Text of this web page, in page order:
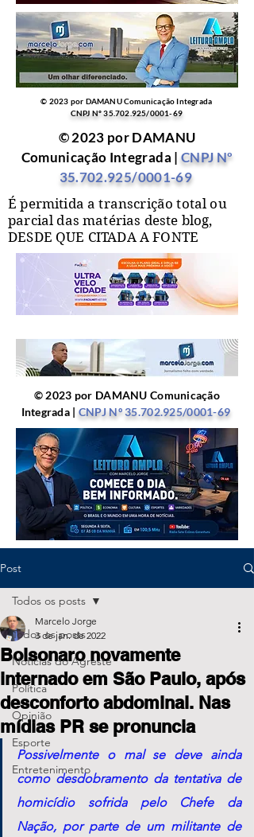
© 2023 por DAMANU Comunicação Integrada
CNPJ Nº35.702.925/0001-69
© 2023 por DAMANU
Comunicação Integrada | CNPJ Nº
35.702.925/0001-69
É permitida a transcrição total ou
parcial das matérias deste blog,
DESDE QUE CITADA A FONTE
© 2023 por DAMANU Comunicação
Integrada | CNPJ Nº35.702.925/0001-69
Post
Todos os posts
Notícias do Agreste
Política
Opinião
Esporte
Entretenimento
Todos os posts
Bolsonaro novamente
internado em São Paulo, após
desconforto abdominal. Nas
mídias PR se pronuncia
Marcelo Jorge
3 de jan. de 2022
Possivelmente o mal se deve ainda
como desdobramento da tentativa de
homicídio sofrida pelo Chefe da
Nação, por parte de um militante de